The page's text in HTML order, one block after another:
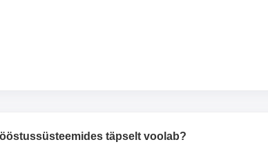
täpselt voolab?